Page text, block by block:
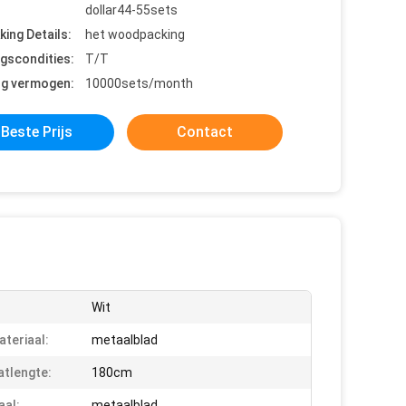
dollar44-55sets
Details:
het woodpacking
T/T
vermogen:
10000sets/month
Beste Prijs Contact
Wit
metaalblad
180cm